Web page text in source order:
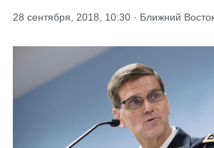
28 сентября, 2018, 10:30 · Ближний